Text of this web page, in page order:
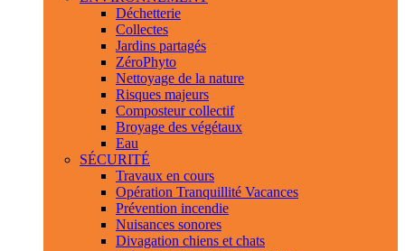
Déchetterie
Collectes
Jardins partagés
ZéroPhyto
Nettoyage de la nature
Risques majeurs
Composteur collectif
Broyage des végétaux
Eau
SÉCURITÉ
Travaux en cours
Opération Tranquillité Vacances
Prévention incendie
Nuisances sonores
Divagation chiens et chats